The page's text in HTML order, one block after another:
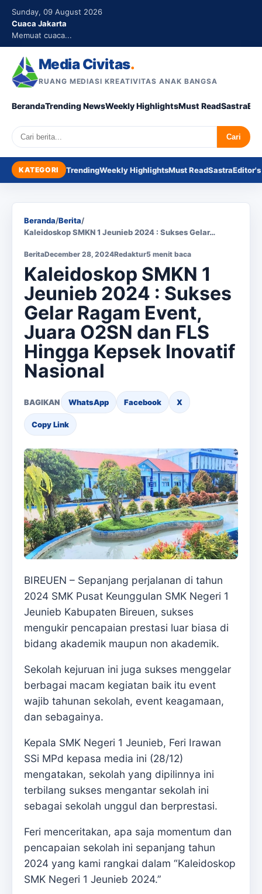
Sunday, 09 August 2026
Cuaca Jakarta
Memuat cuaca...
Media Civitas.
RUANG MEDIASI KREATIVITAS ANAK BANGSA
BerandaTrending NewsWeekly HighlightsMust ReadSastra
Search Cari
KATEGORI TrendingWeekly HighlightsMust ReadSastra
Beranda/Berita/
Kaleidoskop SMKN 1 Jeunieb 2024 : Sukses Gelar…
BeritaDecember 28, 2024Redaktur5 menit baca
Kaleidoskop SMKN 1
Jeunieb 2024 : Sukses
Gelar Ragam Event,
Juara O2SN dan FLS
Hingga Kepsek Inovatif
Nasional
BAGIKAN WhatsApp Facebook X
Copy Link
BIREUEN – Sepanjang perjalanan di tahun
2024 SMK Pusat Keunggulan SMK Negeri 1
Jeunieb Kabupaten Bireuen, sukses
mengukir pencapaian prestasi luar biasa di
bidang akademik maupun non akademik.
Sekolah kejuruan ini juga sukses menggelar
berbagai macam kegiatan baik itu event
wajib tahunan sekolah, event keagamaan,
dan sebagainya.
Kepala SMK Negeri 1 Jeunieb, Feri Irawan
SSi MPd kepasa media ini (28/12)
mengatakan, sekolah yang dipilinnya ini
terbilang sukses mengantar sekolah ini
sebagai sekolah unggul dan berprestasi.
Feri menceritakan, apa saja momentum dan
pencapaian sekolah ini sepanjang tahun
2024 yang kami rangkai dalam “Kaleidoskop
SMK Negeri 1 Jeunieb 2024.”